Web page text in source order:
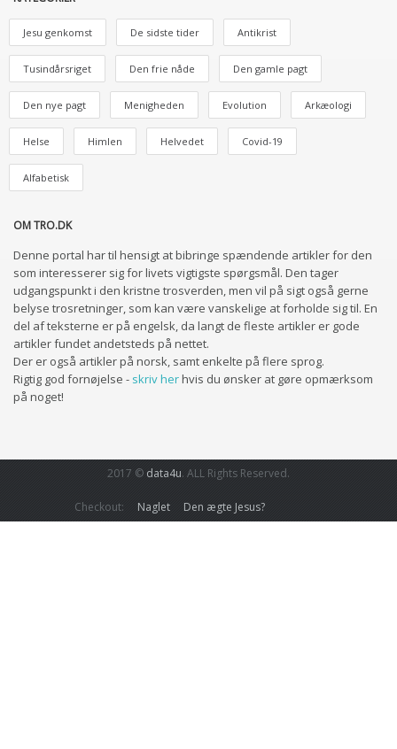
Jesu genkomst De sidste tider Antikrist
Tusindårsriget Den frie nåde Den gamle pagt
Den nye pagt Menigheden Evolution Arkæologi
Helse Himlen Helvedet Covid-19
Alfabetisk
OM TRO.DK
Denne portal har til hensigt at bibringe spændende artikler for den
som interesserer sig for livets vigtigste spørgsmål. Den tager
udgangspunkt i den kristne trosverden, men vil på sigt også gerne
belyse trosretninger, som kan være vanskelige at forholde sig til. En
del af teksterne er på engelsk, da langt de fleste artikler er gode
artikler fundet andetsteds på nettet.
Der er også artikler på norsk, samt enkelte på flere sprog.
Rigtig god fornøjelse - skriv herhvis du ønsker at gøre opmærksom
på noget!
2017 © data4u. ALL Rights Reserved.
Checkout: Naglet Den ægte Jesus?